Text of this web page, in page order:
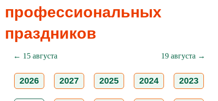
профессиональных
праздников
← 15 августа 19 августа →
2026 2027 2025 2024 2023